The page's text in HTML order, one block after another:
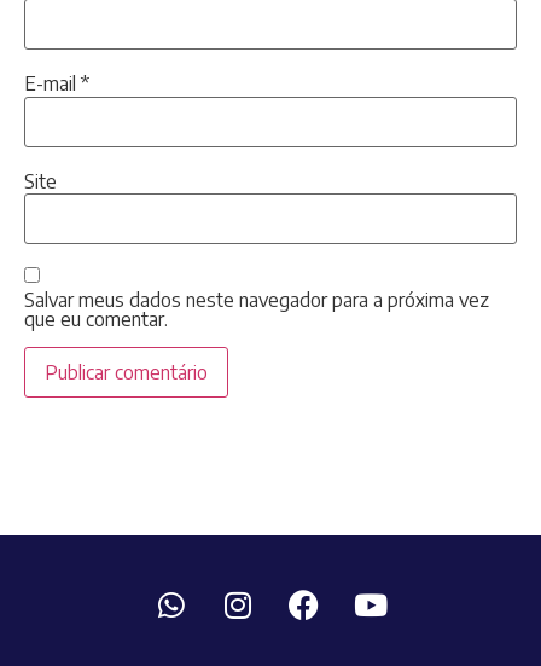
E-mail *
Site
Salvar meus dados neste navegador para a próxima vez
que eu comentar.